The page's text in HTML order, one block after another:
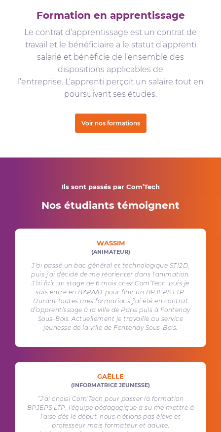
Formation en apprentissage
Le contrat d’apprentissage est un contrat de
travail et le bénéficiaire a le statut d’apprenti
salarié et bénéficie de l’ensemble des
dispositions applicables de
l’entreprise. L’apprenti perçoit un salaire tout en
poursuivant ses études.
Voir nos formations
Ils sont passés par Com’Tech
Nos étudiants témoignent
WASSIM
(ANIMATEUR)
J’ai passé un bac général et technologique STI2D,
puis j’ai décidé de me réorienter dans l’animation.
J’ai fait un stage de 6 mois chez Com’Tech, puis je
suis entré en BAPAAT pour finir un BPJEPS LTP.
Durant toutes mes formations j’ai été en contrat
d’apprentissage à la ville de Paris puis à Fontenay
Sous-Bois. Actuellement je travaille au service
jeunesse de la ville de Fontenay Sous-Bois.
GAËLLE
(INFORMATRICE JEUNESSE)
“J’ai choisi Com’Tech pour passer la formation
BPJEPS LTP, l’équipe pédagogique a su me mettre à
l’aise dès le début, nous n’étions pas élève et
professeur mais formateur et adulte.